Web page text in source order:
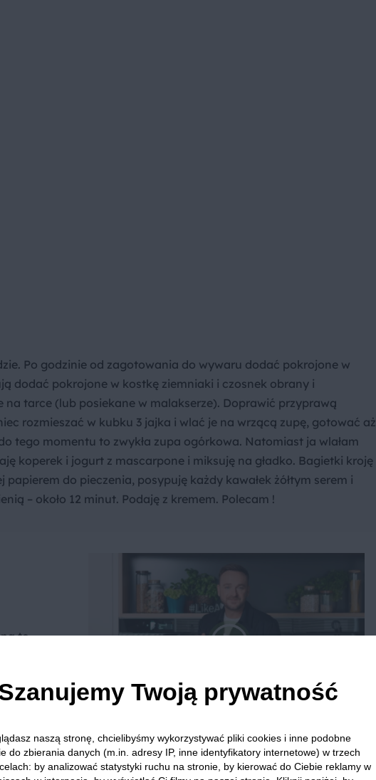
Po godzinie od zagotowania do wywaru dodać pokrojone w
dodać pokrojone w kostkę ziemniaki i czosnek obrany i
na tarce (lub posiekane w malakserze). Doprawić przyprawą
rozmieszać w kubku 3 jajka i wlać je na wrzącą zupę, gotować aż
tego momentu to zwykła zupa ogórkowa. Natomiast ja wlałam
koperek i jogurt z mascarpone i miksuję na gładko. Bagietki kroję
papierem do pieczenia, posypuję każdy kawałek żółtym serem i
– około 12 minut. Podaję z kremem. Polecam !
to
Pochwal się efektem.
Twoją prywatność
naszą stronę, chcielibyśmy wykorzystywać pliki cookies i inne podobne
do zbierania danych (m.in. adresy IP, inne identyfikatory internetowe) w trzech
by analizować statystyki ruchu na stronie, by kierować do Ciebie reklamy w